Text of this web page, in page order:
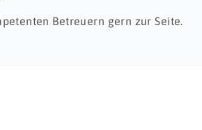
Betreuern gern zur Seite.